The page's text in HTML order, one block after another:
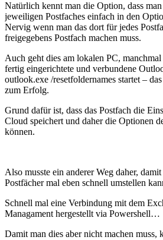
Natürlich kennt man die Option, dass
jeweiligen Postfaches einfach in den
Nervig wenn man das dort für jedes
freigegebens Postfach machen muss.
Auch geht dies am lokalen PC,
fertig eingerichtete und verbundene
outlook.exe /resetfoldernames startet –
zum Erfolg.
Grund dafür ist, dass das Postfach die
Cloud speichert und daher die Optionen
können.
Also musste ein anderer Weg daher,
Postfächer mal eben schnell umstellen
Schnell mal eine Verbindung mit dem
Managament hergestellt via Powershell…
Damit man dies aber nicht machen muss,